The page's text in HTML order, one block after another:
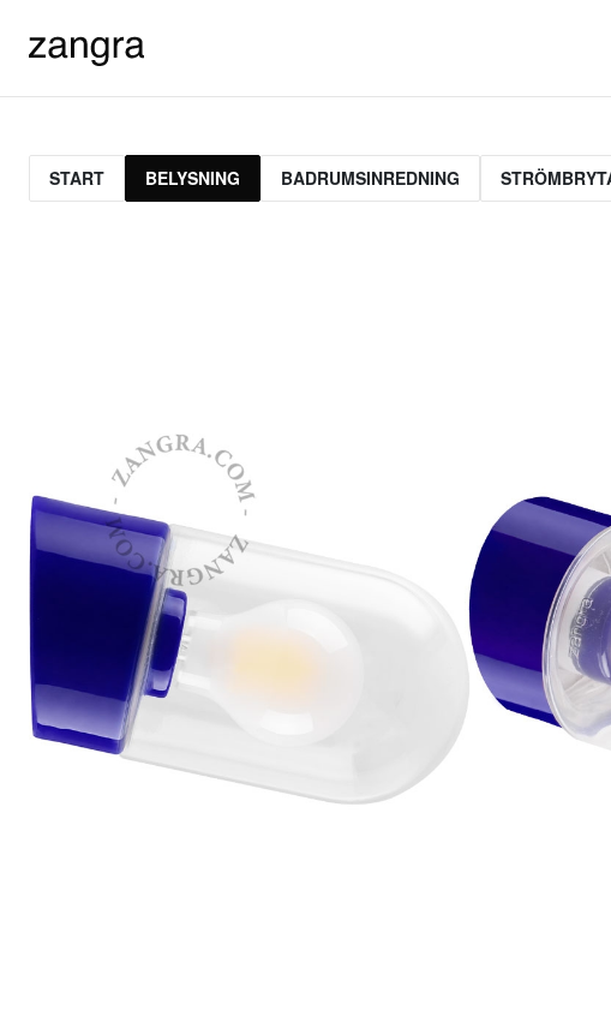
START BELYSNING BADRUMSINREDNING